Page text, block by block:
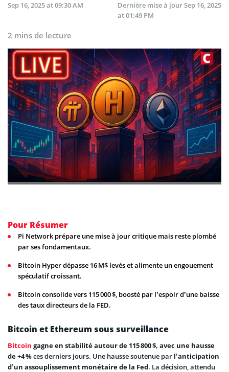
Sep 16, 2025 at 09:30 AM
Dernière mise à jourSep 16, 2025
at 01:49 PM
2 mins de lecture
Pour Résumer
Pi Network prépare une mise à jour critique mais reste plombé
par ses fondamentaux.
Bitcoin Hyper dépasse 16 M$ levés et alimente un engouement
spéculatif croissant.
Bitcoin consolide vers 115 000 $, boosté par l’espoir d’une baisse
des taux directeurs de la FED.
Bitcoin et Ethereum sous surveillance
Bitcoin gagne en stabilité autour de 115 800 $, avec une hausse
de +4 %ces derniers jours. Une hausse soutenue par l’anticipation
d’un assouplissement monétaire de la Fed. La décision, attendu